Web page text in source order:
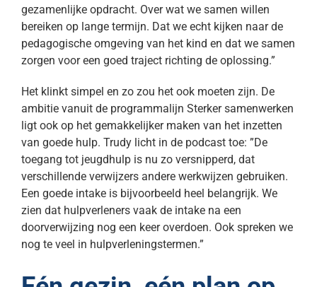
gezamenlijke opdracht. Over wat we samen willen
bereiken op lange termijn. Dat we echt kijken naar de
pedagogische omgeving van het kind en dat we samen
zorgen voor een goed traject richting de oplossing.”
Het klinkt simpel en zo zou het ook moeten zijn. De
ambitie vanuit de programmalijn Sterker samenwerken
ligt ook op het gemakkelijker maken van het inzetten
van goede hulp. Trudy licht in de podcast toe: ”De
toegang tot jeugdhulp is nu zo versnipperd, dat
verschillende verwijzers andere werkwijzen gebruiken.
Een goede intake is bijvoorbeeld heel belangrijk. We
zien dat hulpverleners vaak de intake na een
doorverwijzing nog een keer overdoen. Ook spreken we
nog te veel in hulpverleningstermen.”